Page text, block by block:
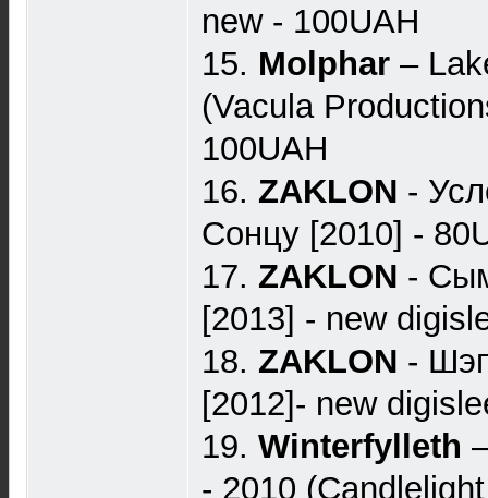
new - 100UAH
15. Molphar ‎–
(Vacula
100UAH
16. ZAKLON -
Сонцу [2010] -
17. ZAKLON -
[2013] - new
18. ZAKLON -
[2012]- new
19. Winterfylleth
- 2010